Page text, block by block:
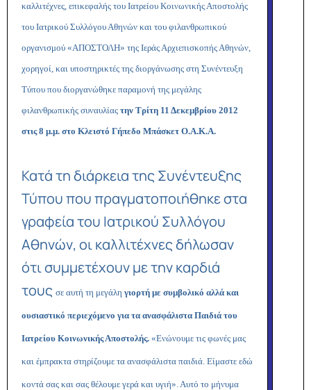
καλλιτέχνες, επικεφαλής του Ιατρείου Κοινωνικής Αποστολής
του Ιατρικού Συλλόγου Αθηνών και του φιλανθρωπικού
οργανισμού «ΑΠΟΣΤΟΛΗ» της Ιεράς Αρχιεπισκοπής Αθηνών,
χορηγοί, και υποστηρικτές της διοργάνωσης στη Συνέντευξη
Τύπου που διοργανώθηκε παραμονή της μεγάλης
φιλανθρωπικής συναυλίας την Τρίτη 11 Δεκεμβρίου 2012
στις 8 μ.μ. στο Κλειστό Γήπεδο Μπάσκετ Ο.Α.Κ.Α.
Κατά τη διάρκεια της Συνέντευξης
Τύπου που πραγματοποιήθηκε στα
γραφεία του Ιατρικού Συλλόγου
Αθηνών, οι καλλιτέχνες δήλωσαν
ότι συμμετέχουν με την καρδιά
τους σε αυτή τη μεγάλη γιορτή με συμβολικό αλλά και
ουσιαστικό περιεχόμενο για τα ανασφάλιστα Παιδιά του
Ιατρείου Κοινωνικής Αποστολής. «Ενώνουμε τις φωνές μας
και έμπρακτα στηρίζουμε τα ανασφάλιστα παιδιά. Είμαστε εδώ
κοντά σας και σας θέλουμε γερά και υγιή». Αυτό το μήνυμα